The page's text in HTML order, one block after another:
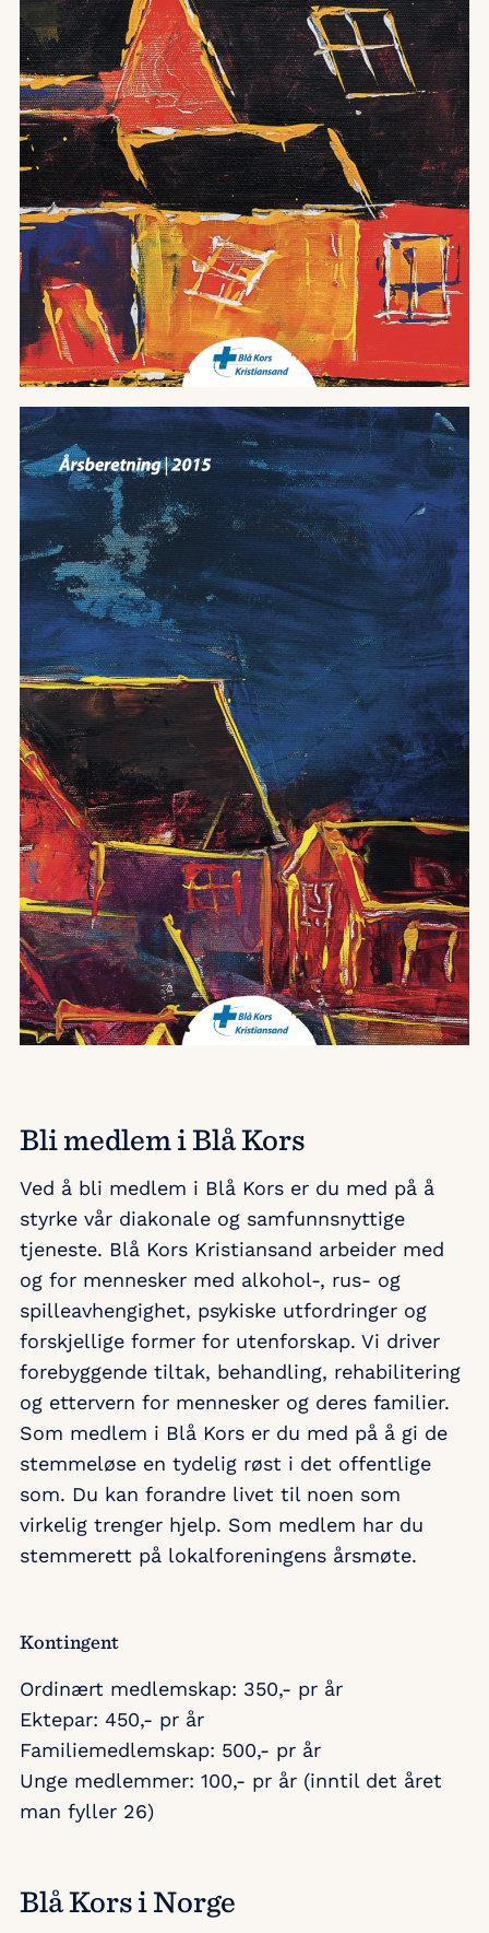
Bli medlem i Blå Kors
Ved å bli medlem i Blå Kors er du med på å
styrke vår diakonale og samfunnsnyttige
tjeneste. Blå Kors Kristiansand arbeider med
og for mennesker med alkohol-, rus- og
spilleavhengighet, psykiske utfordringer og
forskjellige former for utenforskap. Vi driver
forebyggende tiltak, behandling, rehabilitering
og ettervern for mennesker og deres familier.
Som medlem i Blå Kors er du med på å gi de
stemmeløse en tydelig røst i det offentlige
som. Du kan forandre livet til noen som
virkelig trenger hjelp. Som medlem har du
stemmerett på lokalforeningens årsmøte.
Kontingent
Ordinært medlemskap: 350,- pr år
Ektepar: 450,- pr år
Familiemedlemskap: 500,- pr år
Unge medlemmer: 100,- pr år (inntil det året
man fyller 26)
Blå Kors i Norge